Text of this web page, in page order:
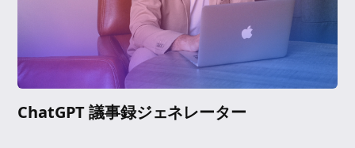
ChatGPT 議事録ジェネレーター